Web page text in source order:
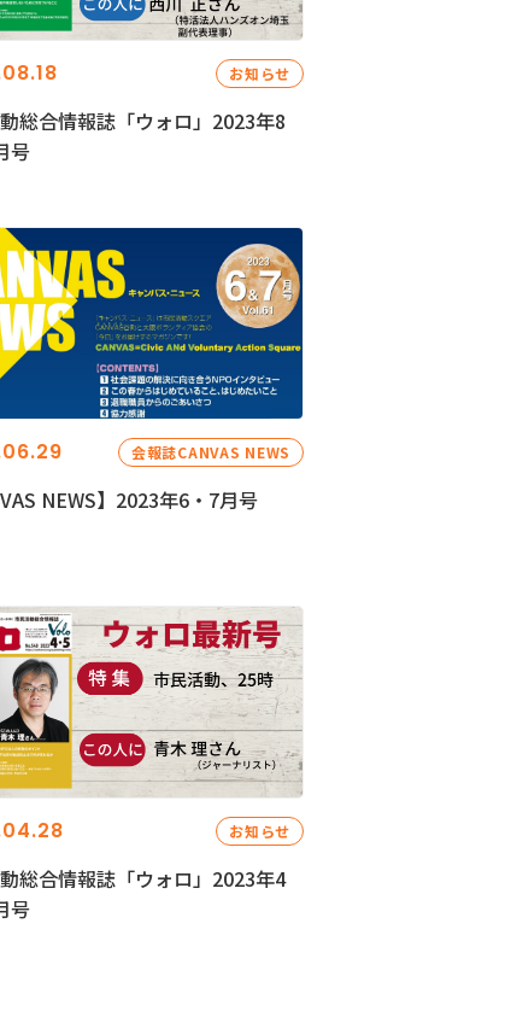
お知らせ
総合情報誌「ウォロ」2023年8
号
会報誌CANVAS NEWS
NEWS】2023年6・7月号
お知らせ
総合情報誌「ウォロ」2023年4
号